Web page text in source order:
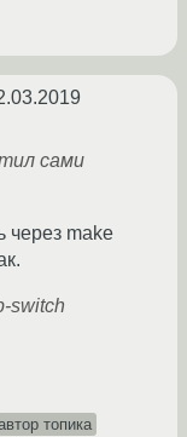
сами
через make
switch
топика